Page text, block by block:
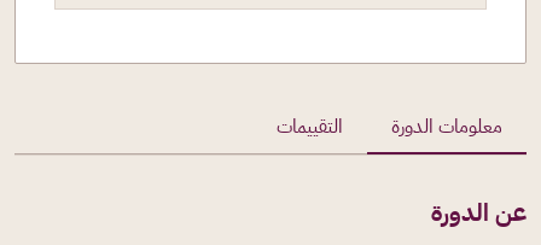
معلومات الدورة التقييمات
عن الدورة